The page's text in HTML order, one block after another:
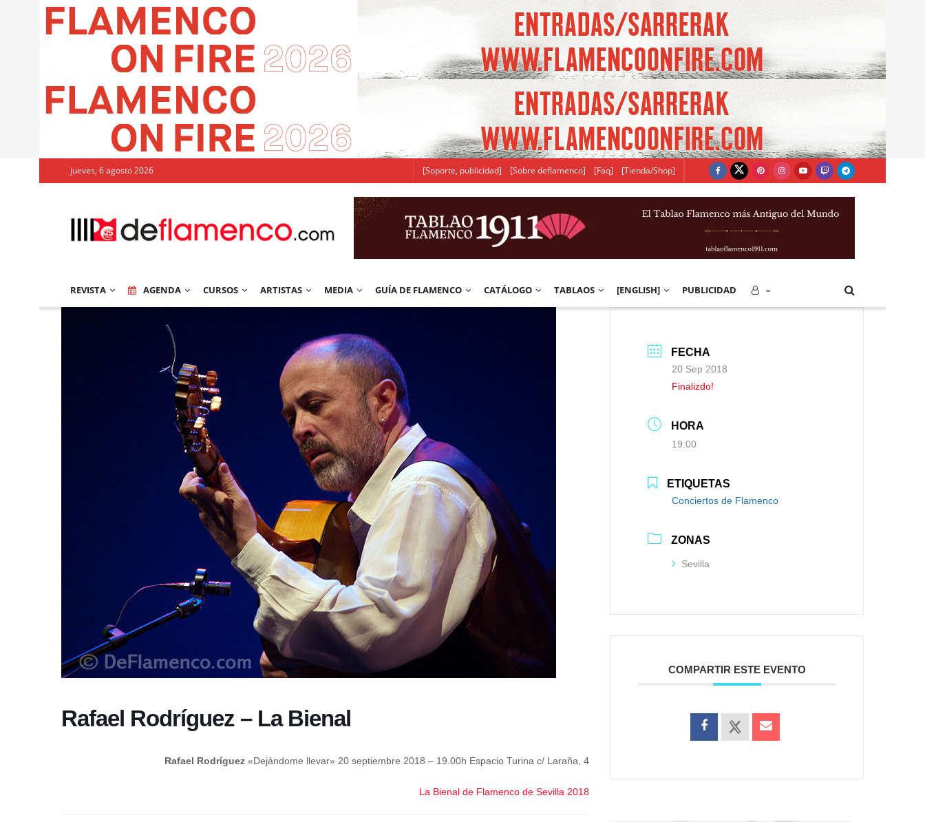
jueves, 6 agosto 2026 [Soporte, publicidad] [Sobre deflamenco] [Faq] [Tienda/Shop]
REVISTA AGENDA CURSOS ARTISTAS MEDIA GUÍA DE FLAMENCO CATÁLOGO TABLAOS [ENGLISH] PUBLICIDAD –
Rafael Rodríguez – La Bienal
Rafael Rodríguez «Dejándome llevar» 20 septiembre 2018 – 19.00h Espacio Turina c/ Laraña, 4
La Bienal de Flamenco de Sevilla 2018
FECHA
20 Sep 2018
Finalizdo!
HORA
19:00
ETIQUETAS
Conciertos de Flamenco
ZONAS
Sevilla
COMPARTIR ESTE EVENTO